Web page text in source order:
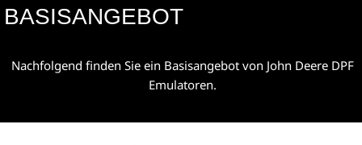
BASISANGEBOT
Nachfolgend finden Sie ein Basisangebot von John Deere DPF
Emulatoren.